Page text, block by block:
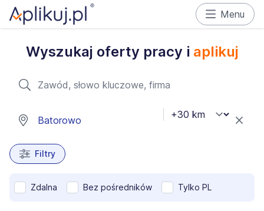
Menu
Wyszukaj oferty pracy i aplikuj
Filtry
Zdalna Bez pośredników Tylko PL